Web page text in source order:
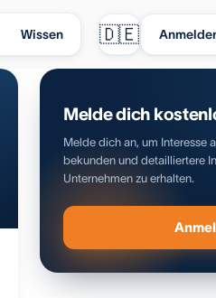
Wissen 🇩🇪
Melde dich
Melde dich an, um Interesse
bekunden und detailliertere
Unternehmen zu erhalten.